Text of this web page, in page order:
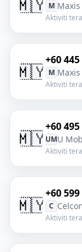
M Maxis
Aktiviti
🇲🇾
+60 445
M Maxis
Aktiviti
🇲🇾
+60
UMU
Aktiviti
🇲🇾
+60
C
Aktiviti